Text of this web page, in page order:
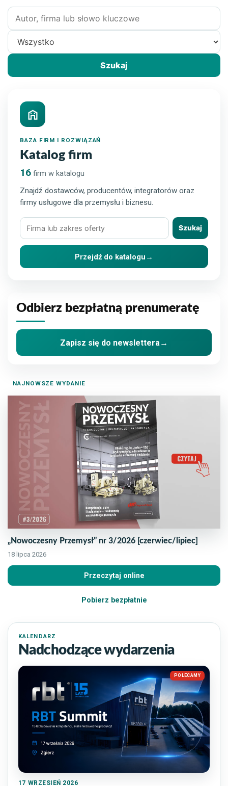
Szukane
hasło
Zakres
wyszukiwania
Szukaj
BAZA FIRM I ROZWIĄZAŃ
Katalog firm
16 firm w katalogu
Znajdź dostawców, producentów, integratorów oraz
firmy usługowe dla przemysłu i biznesu.
Szukaj
firmy
lub
Szukaj
Przejdź do katalogu →
Odbierz bezpłatną prenumeratę
Zapisz się do newslettera →
NAJNOWSZE WYDANIE
„Nowoczesny Przemysł” nr 3/2026 [czerwiec/lipiec]
18 lipca 2026
Przeczytaj online
Pobierz bezpłatnie
KALENDARZ
Nadchodzące wydarzenia
POLECAMY
17 WRZESIEŃ 2026